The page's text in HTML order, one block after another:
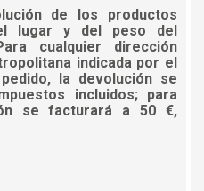
de los productos
lugar y del peso del
cualquier dirección
indicada por el
la devolución se
incluidos; para
se facturará a 50 €,